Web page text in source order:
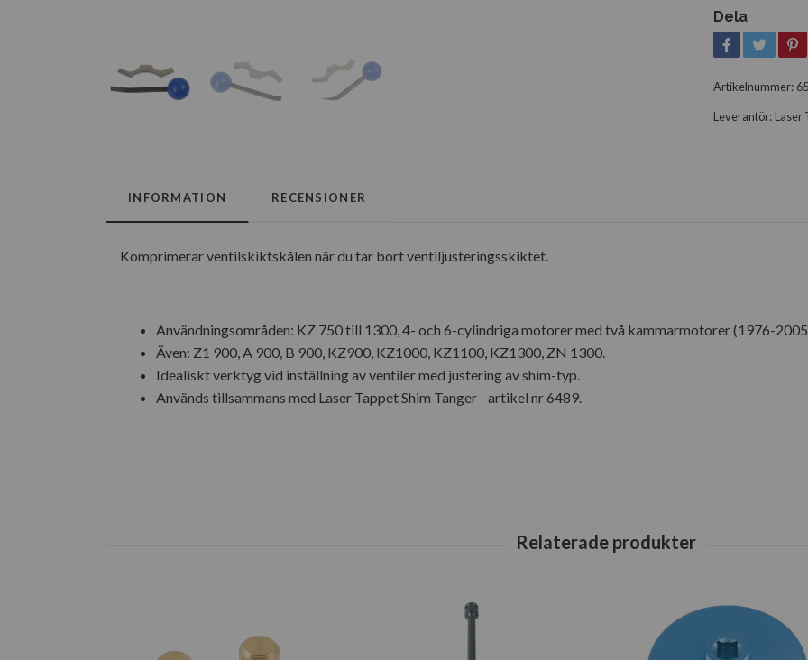
Dela
Artikelnummer:
Leverantör: Laser
INFORMATION RECENSIONER
Komprimerar ventilskiktskålen när du tar bort ventiljusteringsskiktet.
Användningsområden: KZ 750 till 1300, 4- och 6-cylindriga motorer med två kammarmotorer (1976-
Även: Z1 900, A 900, B 900, KZ900, KZ1000, KZ1100, KZ1300, ZN 1300.
Idealiskt verktyg vid inställning av ventiler med justering av shim-typ.
Används tillsammans med Laser Tappet Shim Tanger - artikel nr 6489.